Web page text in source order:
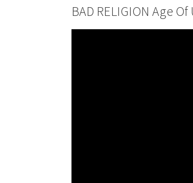
BAD RELIGION Age